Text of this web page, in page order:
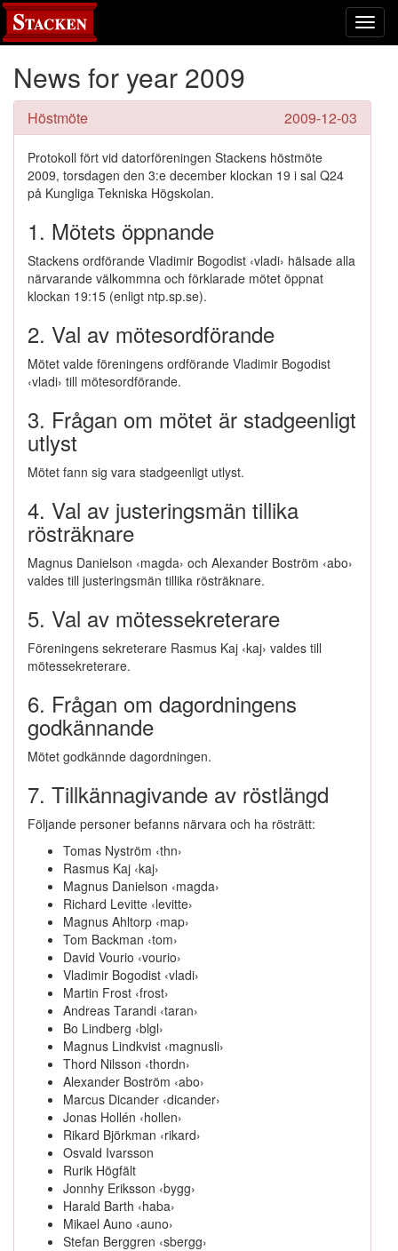
News for year 2009
2009-12-03
Höstmöte
Protokoll fört vid datorföreningen Stackens höstmöte
2009, torsdagen den 3:e december klockan 19 i sal Q24
på Kungliga Tekniska Högskolan.
1. Mötets öppnande
Stackens ordförande Vladimir Bogodist ‹vladi› hälsade alla
närvarande välkommna och förklarade mötet öppnat
klockan 19:15 (enligt ntp.sp.se).
2. Val av mötesordförande
Mötet valde föreningens ordförande Vladimir Bogodist
‹vladi› till mötesordförande.
3. Frågan om mötet är stadgeenligt
utlyst
Mötet fann sig vara stadgeenligt utlyst.
4. Val av justeringsmän tillika
rösträknare
Magnus Danielson ‹magda› och Alexander Boström ‹abo›
valdes till justeringsmän tillika rösträknare.
5. Val av mötessekreterare
Föreningens sekreterare Rasmus Kaj ‹kaj› valdes till
mötessekreterare.
6. Frågan om dagordningens
godkännande
Mötet godkännde dagordningen.
7. Tillkännagivande av röstlängd
Följande personer befanns närvara och ha rösträtt:
Tomas Nyström ‹thn›
Rasmus Kaj ‹kaj›
Magnus Danielson ‹magda›
Richard Levitte ‹levitte›
Magnus Ahltorp ‹map›
Tom Backman ‹tom›
David Vourio ‹vourio›
Vladimir Bogodist ‹vladi›
Martin Frost ‹frost›
Andreas Tarandi ‹taran›
Bo Lindberg ‹blgl›
Magnus Lindkvist ‹magnusli›
Thord Nilsson ‹thordn›
Alexander Boström ‹abo›
Marcus Dicander ‹dicander›
Jonas Hollén ‹hollen›
Rikard Björkman ‹rikard›
Osvald Ivarsson
Rurik Högfält
Jonnhy Eriksson ‹bygg›
Harald Barth ‹haba›
Mikael Auno ‹auno›
Stefan Berggren ‹sbergg›